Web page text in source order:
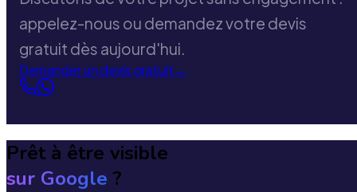
appelez-nous ou demandez votre devis
gratuit dès aujourd'hui.
Demander un devis gratuit→
Prêt à être visible
sur Google ?